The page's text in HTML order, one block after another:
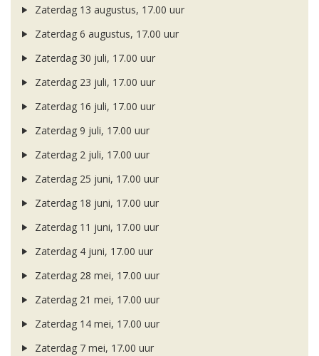
Zaterdag 13 augustus, 17.00 uur
Zaterdag 6 augustus, 17.00 uur
Zaterdag 30 juli, 17.00 uur
Zaterdag 23 juli, 17.00 uur
Zaterdag 16 juli, 17.00 uur
Zaterdag 9 juli, 17.00 uur
Zaterdag 2 juli, 17.00 uur
Zaterdag 25 juni, 17.00 uur
Zaterdag 18 juni, 17.00 uur
Zaterdag 11 juni, 17.00 uur
Zaterdag 4 juni, 17.00 uur
Zaterdag 28 mei, 17.00 uur
Zaterdag 21 mei, 17.00 uur
Zaterdag 14 mei, 17.00 uur
Zaterdag 7 mei, 17.00 uur